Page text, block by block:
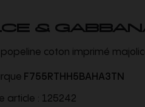
&
coton imprimé
F755RTHH5BAHA3TN
article : 125242